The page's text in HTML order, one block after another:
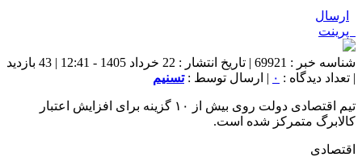
ارسال
پرینت
شناسه خبر : 69921 | تاریخ انتشار : 22 خرداد 1405 - 12:41 | 43 بازدید
| تعداد دیدگاه : ۰ | ارسال توسط :تسنیم
تیم اقتصادی دولت روی بیش از ۱۰ گزینه برای افزایش اعتبار
کالابرگ متمرکز شده است.
اقتصادی